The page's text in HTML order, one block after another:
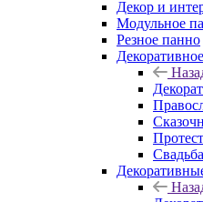
Декор и
Модульное
Резное панно
Свадьба